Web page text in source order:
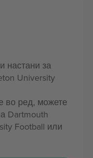
настани за
University
во ред, можете
Dartmouth
Football или